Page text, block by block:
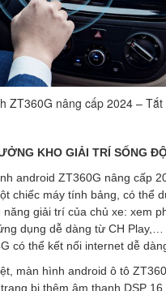
ZT360G nâng cấp 2024 –
KHO GIẢI TRÍ SỐNG
android ZT360G nâng cấp
chiếc máy tính bảng, có thể
năng giải trí của chủ xe: xem
dụng dễ dàng từ CH
có thể kết nối internet dễ
màn hình android ô tô
bị thêm âm thanh DSP